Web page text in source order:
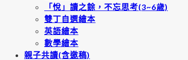
「悅」讀之餘，不忘思考(3~6歲)
雙丁自選繪本
英語繪本
數學繪本
親子共讀(含邀稿)